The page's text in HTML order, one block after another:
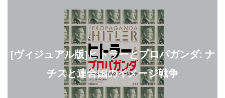
[ヴィジュアル版]ヒトラーとプロパガンダ: ナ
チスと連合国のイメージ戦争